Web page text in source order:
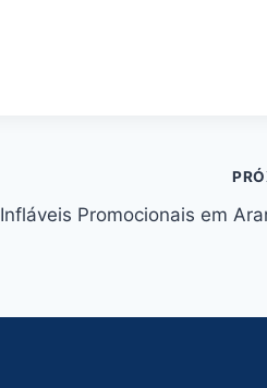
Infláveis Promocionais em